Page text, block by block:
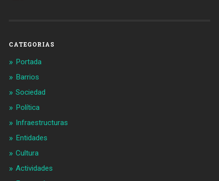
CATEGORIAS
Portada
Barrios
Sociedad
Política
Infraestructuras
Entidades
Cultura
Actividades